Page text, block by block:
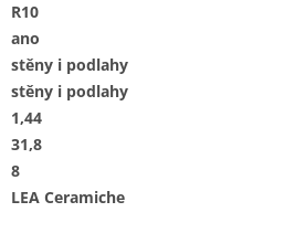
R10
ano
stěny i podlahy
stěny i podlahy
1,44
31,8
8
LEA Ceramiche